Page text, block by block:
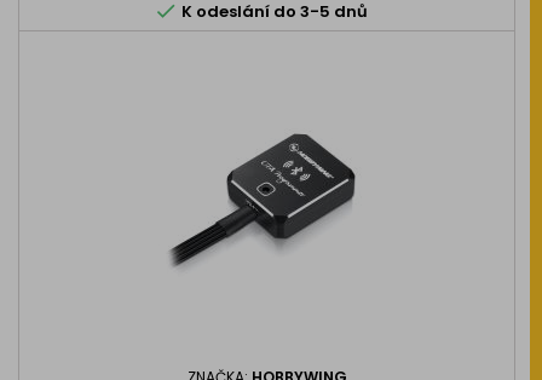
 K odeslání do 3-5 dnů